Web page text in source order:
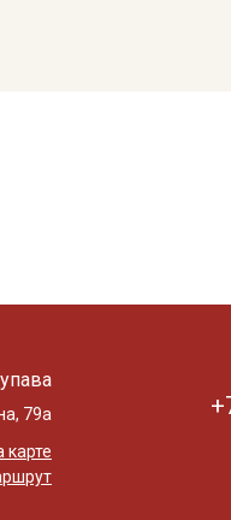
79а
карте